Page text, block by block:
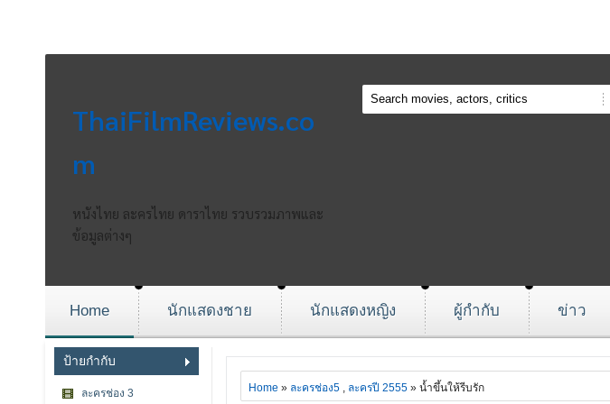
ThaiFilmReviews.co
m
หนังไทย ละครไทย ดาราไทย รวบรวมภาพและ
ข้อมูลต่างๆ
Home นักแสดงชาย นักแสดงหญิง ผู้กำกับ ข่าว
ป้ายกำกับ
ละครช่อง 3 Home » ละครช่อง5, ละครปี 2555» น้ำขึ้นให้รีบรัก